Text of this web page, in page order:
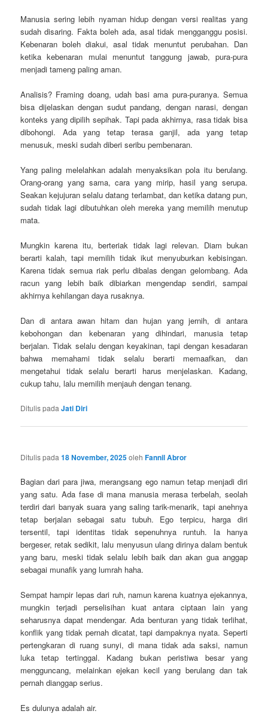
Manusia sering lebih nyaman hidup dengan versi realitas yang
sudah disaring. Fakta boleh ada, asal tidak mengganggu posisi.
Kebenaran boleh diakui, asal tidak menuntut perubahan. Dan
ketika kebenaran mulai menuntut tanggung jawab, pura-pura
menjadi tameng paling aman.
Analisis? Framing doang, udah basi ama pura-puranya. Semua
bisa dijelaskan dengan sudut pandang, dengan narasi, dengan
konteks yang dipilih sepihak. Tapi pada akhirnya, rasa tidak bisa
dibohongi. Ada yang tetap terasa ganjil, ada yang tetap
menusuk, meski sudah diberi seribu pembenaran.
Yang paling melelahkan adalah menyaksikan pola itu berulang.
Orang-orang yang sama, cara yang mirip, hasil yang serupa.
Seakan kejujuran selalu datang terlambat, dan ketika datang pun,
sudah tidak lagi dibutuhkan oleh mereka yang memilih menutup
mata.
Mungkin karena itu, berteriak tidak lagi relevan. Diam bukan
berarti kalah, tapi memilih tidak ikut menyuburkan kebisingan.
Karena tidak semua riak perlu dibalas dengan gelombang. Ada
racun yang lebih baik dibiarkan mengendap sendiri, sampai
akhirnya kehilangan daya rusaknya.
Dan di antara awan hitam dan hujan yang jernih, di antara
kebohongan dan kebenaran yang dihindari, manusia tetap
berjalan. Tidak selalu dengan keyakinan, tapi dengan kesadaran
bahwa memahami tidak selalu berarti memaafkan, dan
mengetahui tidak selalu berarti harus menjelaskan. Kadang,
cukup tahu, lalu memilih menjauh dengan tenang.
Ditulis pada Jati Diri
Ditulis pada18 November, 2025olehFannil Abror
Bagian dari para jiwa, merangsang ego namun tetap menjadi diri
yang satu. Ada fase di mana manusia merasa terbelah, seolah
terdiri dari banyak suara yang saling tarik-menarik, tapi anehnya
tetap berjalan sebagai satu tubuh. Ego terpicu, harga diri
tersentil, tapi identitas tidak sepenuhnya runtuh. Ia hanya
bergeser, retak sedikit, lalu menyusun ulang dirinya dalam bentuk
yang baru, meski tidak selalu lebih baik dan akan gua anggap
sebagai munafik yang lumrah haha.
Sempat hampir lepas dari ruh, namun karena kuatnya ejekannya,
mungkin terjadi perselisihan kuat antara ciptaan lain yang
seharusnya dapat mendengar. Ada benturan yang tidak terlihat,
konflik yang tidak pernah dicatat, tapi dampaknya nyata. Seperti
pertengkaran di ruang sunyi, di mana tidak ada saksi, namun
luka tetap tertinggal. Kadang bukan peristiwa besar yang
mengguncang, melainkan ejekan kecil yang berulang dan tak
pernah dianggap serius.
Es dulunya adalah air.